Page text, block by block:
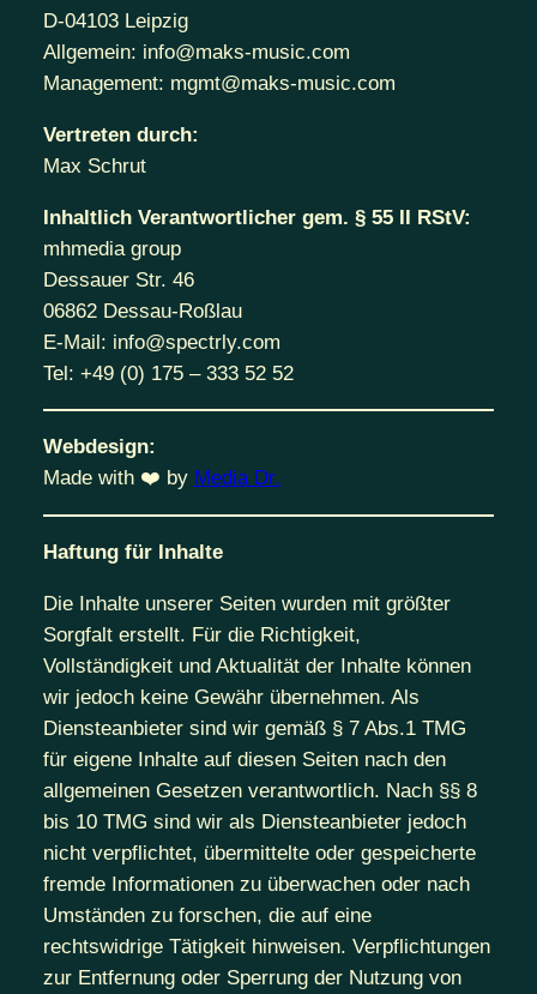
D-04103 Leipzig
Allgemein: info@maks-music.com
Management: mgmt@maks-music.com
Vertreten durch:
Max Schrut
Inhaltlich Verantwortlicher gem. § 55 II RStV:
mhmedia group
Dessauer Str. 46
06862 Dessau-Roßlau
E-Mail: info@spectrly.com
Tel: +49 (0) 175 – 333 52 52
Webdesign:
Made with ❤️ by Media Dr.
Haftung für Inhalte
Die Inhalte unserer Seiten wurden mit größter
Sorgfalt erstellt. Für die Richtigkeit,
Vollständigkeit und Aktualität der Inhalte können
wir jedoch keine Gewähr übernehmen. Als
Diensteanbieter sind wir gemäß § 7 Abs.1 TMG
für eigene Inhalte auf diesen Seiten nach den
allgemeinen Gesetzen verantwortlich. Nach §§ 8
bis 10 TMG sind wir als Diensteanbieter jedoch
nicht verpflichtet, übermittelte oder gespeicherte
fremde Informationen zu überwachen oder nach
Umständen zu forschen, die auf eine
rechtswidrige Tätigkeit hinweisen. Verpflichtungen
zur Entfernung oder Sperrung der Nutzung von